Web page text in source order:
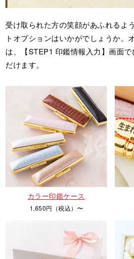
受け取られた方の笑顔があふれるよ
トオプションはいかがでしょうか。
は、【STEP1 印鑑情報入力】画面
だけます。
カラー印鑑ケース
1,650円（税込）〜